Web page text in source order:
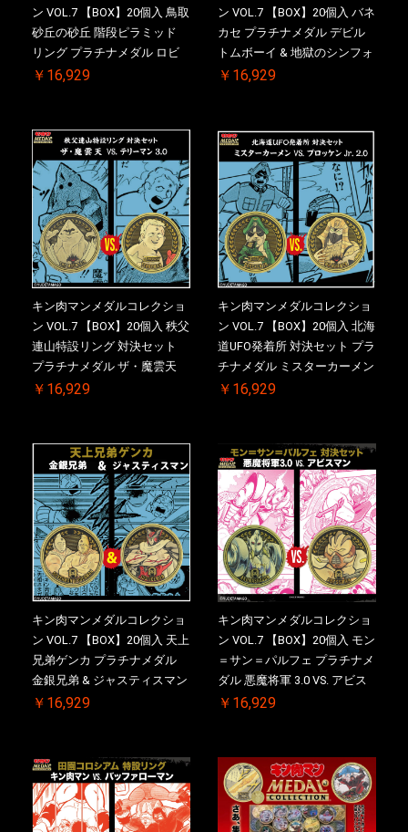
ン VOL.7 【BOX】20個入 鳥取
砂丘の砂丘 階段ピラミッド
リング プラチナメダル ロビ
ンマスク VS.ネメシス 【初回
2026/10/30 一斉出荷予定
￥16,929
ン VOL.7 【BOX】20個入 バネ
カセ プラチナメダル デビル
トムボーイ & 地獄のシンフォ
ニー ケース付き【初回購入特
一斉出荷予定
￥16,929
キン肉マンメダルコレクショ
ン VOL.7 【BOX】20個入 秩父
連山特設リング 対決セット
プラチナメダル ザ・魔雲天
VS. テリーマン 3.0 ケース付
注分】2026/10/30 一斉出荷予
￥16,929
キン肉マンメダルコレクショ
ン VOL.7 【BOX】20個入 北海
道UFO発着所 対決セット プラ
チナメダル ミスターカーメン
VS. ブロッケン Jr. 2.0 ケース
【二次受注分】2026/10/30 一
斉出荷予定
￥16,929
キン肉マンメダルコレクショ
ン VOL.7 【BOX】20個入 天上
兄弟ゲンカ プラチナメダル
金銀兄弟 & ジャスティスマン
2.0 ケース付き【初回購入特
一斉出荷予定
￥16,929
キン肉マンメダルコレクショ
ン VOL.7 【BOX】20個入 モン
＝サン＝パルフェ プラチナメ
ダル 悪魔将軍 3.0 VS. アビス
マン【初回購入特典 】
斉出荷予定
￥16,929